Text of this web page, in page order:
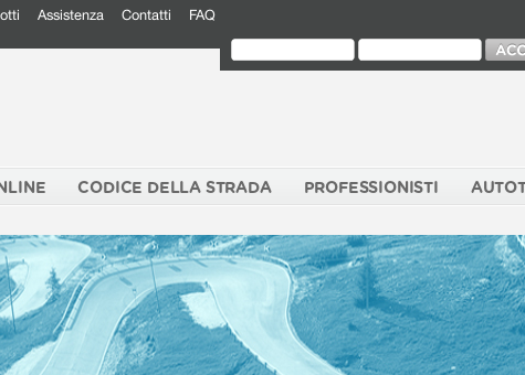
Assistenza Contatti FAQ
CODICE DELLA STRADA PROFESSIONISTI